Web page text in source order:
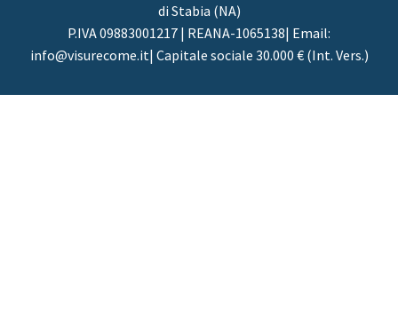
di Stabia (NA)
P.IVA 09883001217 | REANA-1065138| Email:
info@visurecome.it| Capitale sociale 30.000 € (Int. Vers.)